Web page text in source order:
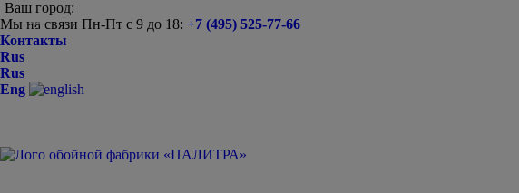
Ваш город:
Мы на связи Пн-Пт с 9 до 18: +7 (495) 525-77-66
Контакты
Rus
Rus
Eng
-